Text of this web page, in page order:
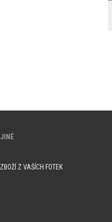
JINÉ
ZBOŽÍ Z VAŠÍCH FOTEK